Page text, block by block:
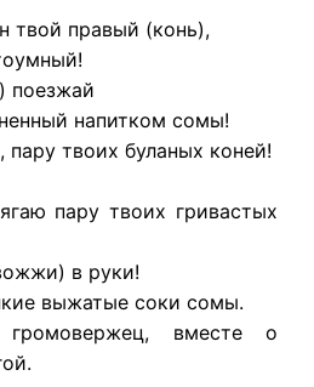
твой правый (конь),
поезжай
напитком сомы!
твоих буланых коней!
пару твоих гривастых
в руки!
выжатые соки сомы.
вместе о